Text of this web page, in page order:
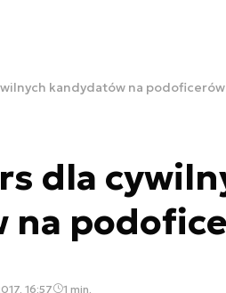
kandydatów na podoficerów
dla
16:57 1 min.